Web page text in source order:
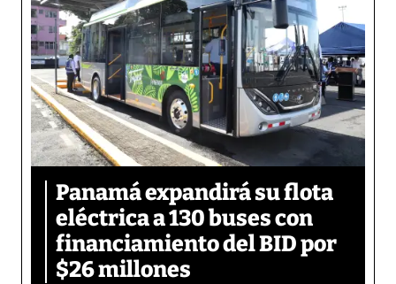
Panamá expandirá su flota
eléctrica a 130 buses con
financiamiento del BID por
$26 millones